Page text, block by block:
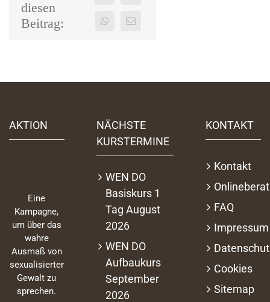
diesen
Beitrag:
AKTION
Eine
Kampagne,
um über das
wahre
Ausmaß von
sexualisierter
Gewalt zu
sprechen.
NÄCHSTE
KURSTERMINE
WEN DO
Basiskurs 1
Tag August
2026
WEN DO
Aufbaukurs
September
2026
KONTAKT
Kontakt
FAQ
Impressum
Cookies
Sitemap